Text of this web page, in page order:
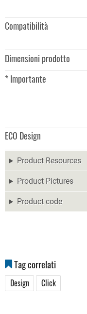
Compatibilità
Dimensioni prodotto
* Importante
ECO Design
Product Resources
Product Pictures
Product code
Tag correlati
Design Click